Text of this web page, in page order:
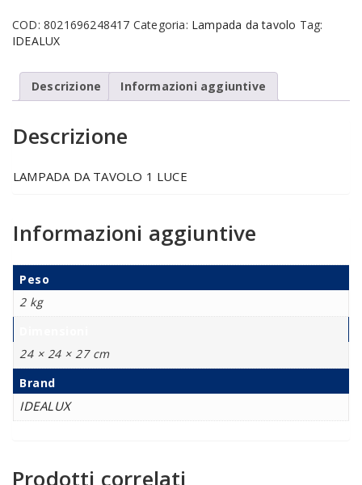
COD: 8021696248417 Categoria: Lampada da tavolo Tag:
IDEALUX
Descrizione Informazioni aggiuntive
Descrizione
LAMPADA DA TAVOLO 1 LUCE
Informazioni aggiuntive
Peso
2 kg
24 × 24 × 27 cm
Brand
IDEALUX
Prodotti correlati